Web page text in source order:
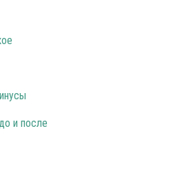
и после